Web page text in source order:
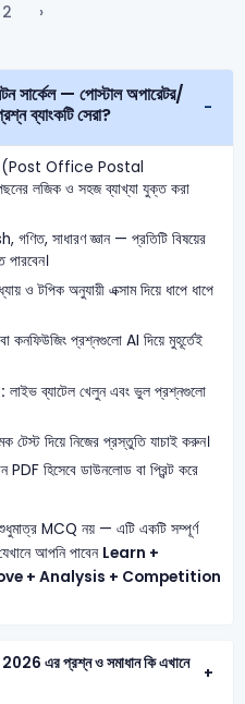
2 ›
সার্কেল — পোস্টাল অপারেটর/
ব্যাংকটি সেরা?
(Post Office Postal
লজিক ও সহজ ব্যাখ্যা যুক্ত করা
গণিত, সাধারণ জ্ঞান — প্রতিটি বিষয়ের
পারবেন।
ও টপিক অনুযায়ী এক্সাম দিয়ে ধাপে ধাপে
কনফিউজিং প্রশ্নগুলো AI দিয়ে মুহূর্তেই
লাইভ ব্যাটেল খেলুন এবং ভুল প্রশ্নগুলো
টেস্ট দিয়ে নিজের প্রস্তুতি যাচাই করুন।
PDF হিসেবে ডাউনলোড বা প্রিন্ট করে
MCQ নয় — এটি একটি সম্পূর্ণ
আপনি পাবেন Learn +
+ Analysis + Competition
প্রশ্ন ও সমাধান কি এখানে